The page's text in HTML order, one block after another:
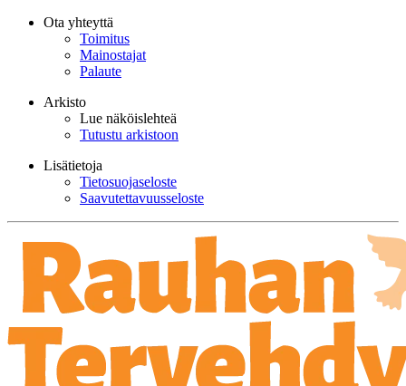
Ota yhteyttä
Toimitus
Mainostajat
Palaute
Arkisto
Lue näköislehteä
Tutustu arkistoon
Lisätietoja
Tietosuojaseloste
Saavutettavuusseloste